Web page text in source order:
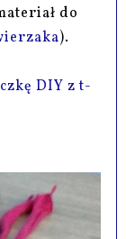
do
).
DIY z t-